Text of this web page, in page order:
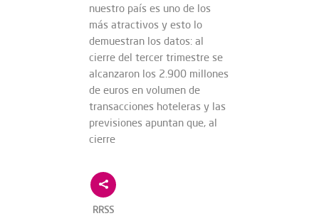
nuestro país es uno de los
más atractivos y esto lo
demuestran los datos: al
cierre del tercer trimestre se
alcanzaron los 2.900 millones
de euros en volumen de
transacciones hoteleras y las
previsiones apuntan que, al
cierre
RRSS